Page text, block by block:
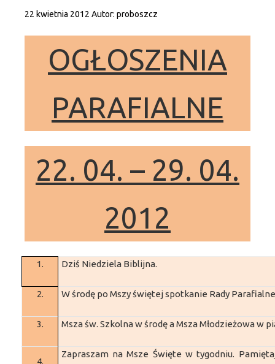
22 kwietnia 2012 Autor: proboszcz
OGŁOSZENIA
PARAFIALNE
22. 04. – 29. 04.
2012
1. Dziś Niedziela Biblijna.
2. W środę po Mszy świętej spotkanie Rady
3. Msza św. Szkolna w środę a Msza Młodzieżowa w
4.
Zapraszam na Msze Święte w tygodniu.